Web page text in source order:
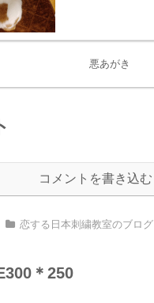
悪あがき
コメントを書き込む
恋する日本刺繍教室のブログ
＊250